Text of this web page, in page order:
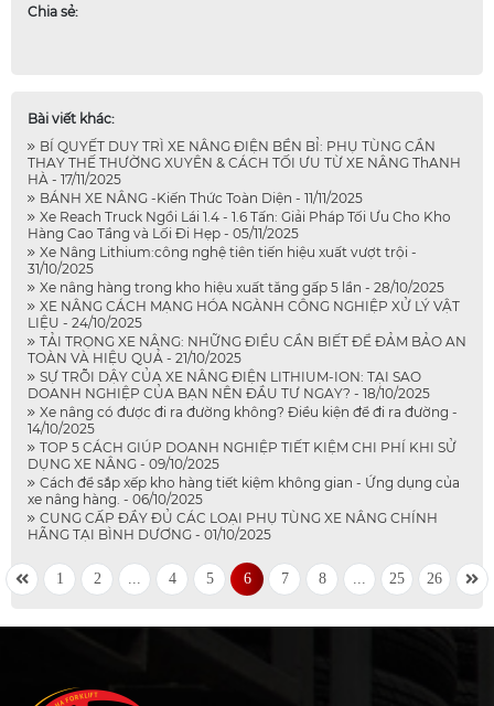
Chia sẻ:
Bài viết khác:
BÍ QUYẾT DUY TRÌ XE NÂNG ĐIỆN BỀN BỈ: PHỤ TÙNG CẦN
THAY THẾ THƯỜNG XUYÊN & CÁCH TỐI ƯU TỪ XE NÂNG ThANH
HÀ - 17/11/2025
BÁNH XE NÂNG -Kiến Thức Toàn Diện - 11/11/2025
Xe Reach Truck Ngồi Lái 1.4 - 1.6 Tấn: Giải Pháp Tối Ưu Cho Kho
Hàng Cao Tầng và Lối Đi Hẹp - 05/11/2025
Xe Nâng Lithium:công nghệ tiên tiến hiệu xuất vượt trội -
31/10/2025
Xe nâng hàng trong kho hiệu xuất tăng gấp 5 lần - 28/10/2025
XE NÂNG CÁCH MẠNG HÓA NGÀNH CÔNG NGHIỆP XỬ LÝ VẬT
LIỆU - 24/10/2025
TẢI TRỌNG XE NÂNG: NHỮNG ĐIỀU CẦN BIẾT ĐỂ ĐẢM BẢO AN
TOÀN VÀ HIỆU QUẢ - 21/10/2025
SỰ TRỖI DẬY CỦA XE NÂNG ĐIỆN LITHIUM-ION: TẠI SAO
DOANH NGHIỆP CỦA BẠN NÊN ĐẦU TƯ NGAY? - 18/10/2025
Xe nâng có được đi ra đường không? Điều kiện để đi ra đường -
14/10/2025
TOP 5 CÁCH GIÚP DOANH NGHIỆP TIẾT KIỆM CHI PHÍ KHI SỬ
DỤNG XE NÂNG - 09/10/2025
Cách để sắp xếp kho hàng tiết kiệm không gian - Ứng dụng của
xe nâng hàng. - 06/10/2025
CUNG CẤP ĐẦY ĐỦ CÁC LOẠI PHỤ TÙNG XE NÂNG CHÍNH
HÃNG TẠI BÌNH DƯƠNG - 01/10/2025
1 2 4 5 6 7 8 25 26